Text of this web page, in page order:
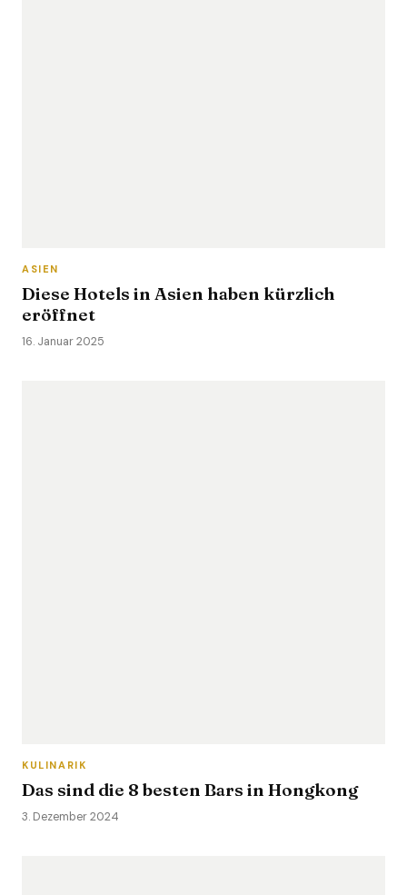
ASIEN
Diese Hotels in Asien haben kürzlich
eröffnet
16. Januar 2025
KULINARIK
Das sind die 8 besten Bars in Hongkong
3. Dezember 2024